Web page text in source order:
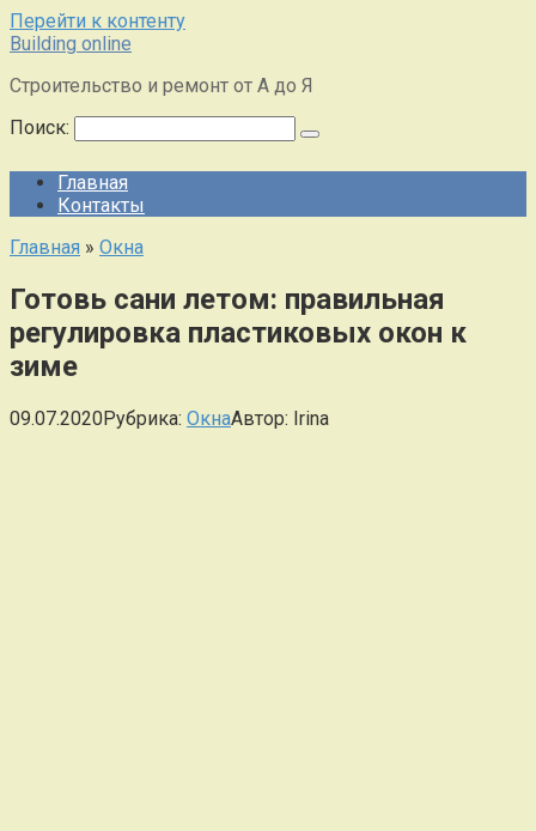
Перейти к контенту
Building online
Строительство и ремонт от А до Я
Поиск:
Главная
Контакты
Главная » Окна
Готовь сани летом: правильная
регулировка пластиковых окон к
зиме
09.07.2020Рубрика: ОкнаАвтор: Irina